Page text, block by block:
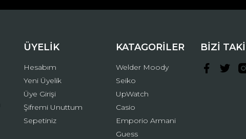
Gönder
ÜYELİK
Hesabım
Yeni Üyelik
Üye Girişi
Şifremi Unuttum
Sepetiniz
KATAGORİLER
Welder Moody
Seiko
UpWatch
Casio
Emporio Armani
Guess
BİZİ